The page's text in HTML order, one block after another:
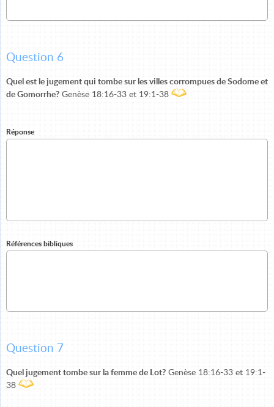
Question 6
Quel est le jugement qui tombe sur les villes corrompues de Sodome et
de Gomorrhe? Genèse 18:16-33 et 19:1-38
Réponse
Références bibliques
Question 7
Quel jugement tombe sur la femme de Lot? Genèse 18:16-33 et 19:1-
38